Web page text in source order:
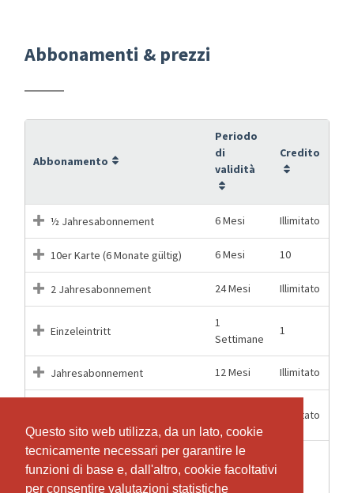
Questo sito web utilizza, da un lato, cookie
tecnicamente necessari per garantire le
funzioni di base e, dall'altro, cookie facoltativi
per consentire valutazioni statistiche
Questo sito web utilizza, da un lato, cookie
tecnicamente necessari per garantire le
funzioni di base e, dall'altro, cookie facoltativi
per consentire valutazioni statistiche
Abbonamenti & prezzi
Abbonamento
Periodo
di
validità
Credito
½ Jahresabonnement 6 Mesi Illimitato
10er Karte (6 Monate gültig) 6 Mesi 10
2 Jahresabonnement 24 Mesi Illimitato
Einzeleintritt
1
Settimane
1
Jahresabonnement 12 Mesi Illimitato
(Gültig bis und mit 16 Jahren)
Illimitato
KIDS 10er Karte (6 Monate
gültig - Gültig bis und mit 16
6 Mesi